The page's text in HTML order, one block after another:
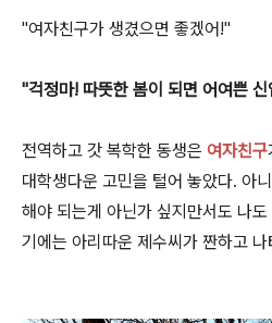
"여자친구가 생겼으면 좋겠어!"
"걱정마! 따뜻한 봄이 되면 어여쁜
전역하고 갓 복학한 동생은 여자친구
대학생다운 고민을 털어 놓았다. 아
해야 되는게 아닌가 싶지만서도 나
기에는 아리따운 제수씨가 짠하고